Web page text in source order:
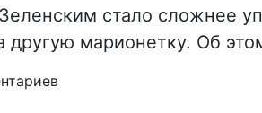
стало сложнее
другую марионетку. Об